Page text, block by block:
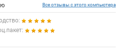
Все отзывы с этого компьютера